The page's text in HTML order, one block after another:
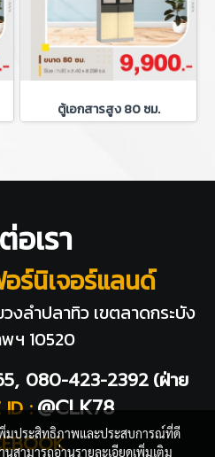
ตู้เอกสารสูง 80 ซม.
อเรา
ร์นิเจอร์แลนด์
งลำปลาทิว เขตลาดกระบัง
ฯ 10520
080-423-2392 (ฝ่าย
ID : @CLK78
พิ่มประสิทธิภาพและประสบการณ์ที่ดี
นสามารถอ่านรายละเอียดเพิ่มเติม